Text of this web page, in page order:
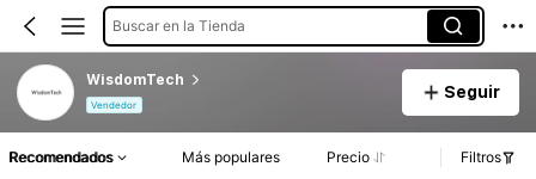
Buscar en la Tienda
WisdomTech
Vendedor
Seguir
Recomendados Más populares Precio Filtros